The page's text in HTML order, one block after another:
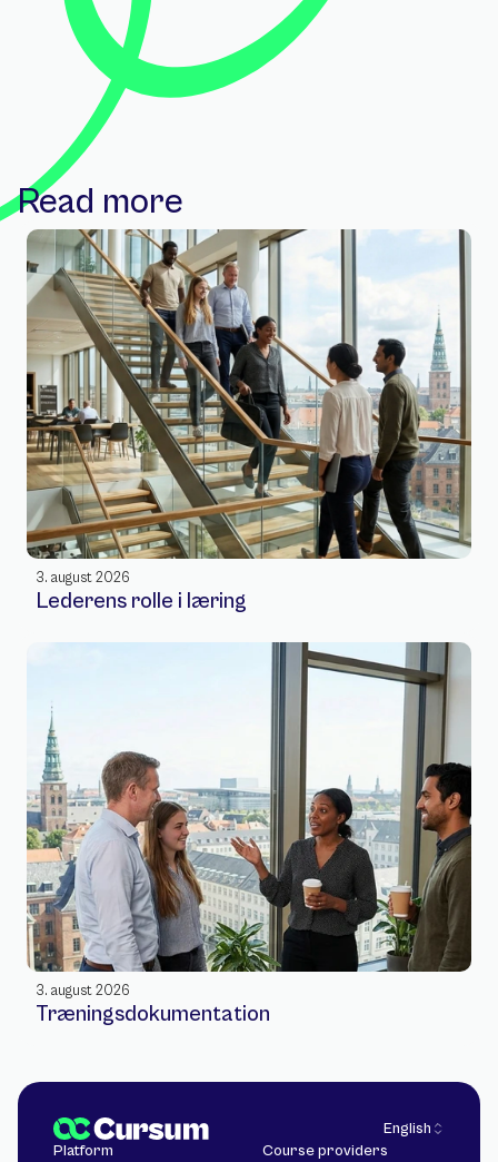
Read more
3. august 2026
Lederens rolle i læring
3. august 2026
Træningsdokumentation
Select Language
English
Platform
Course providers